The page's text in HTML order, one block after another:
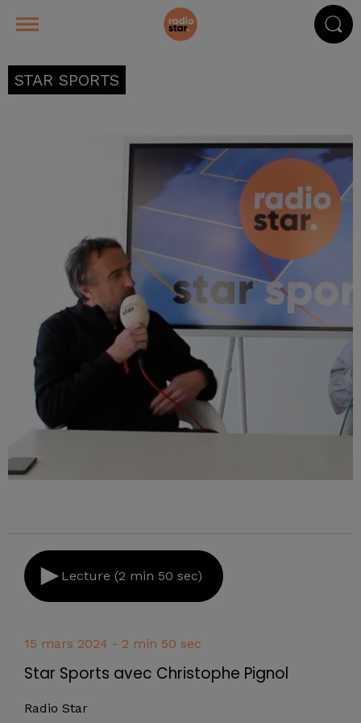
STAR SPORTS
Lecture (2 min 50 sec)
15 mars 2024 - 2 min 50 sec
Star Sports avec Christophe Pignol
Radio Star